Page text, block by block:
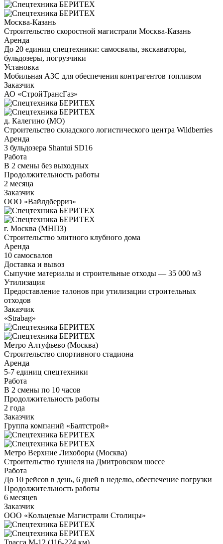
Москва-Казань
Строительство скоростной магистрали Москва-Казань
Аренда
До 20 единиц спецтехники: самосвалы, экскаваторы,
бульдозеры, погрузчики
Установка
Мобильная АЗС для обеспечения контрагентов топливом
Заказчик
АО «СтройТрансГаз»
д. Калегино (МО)
Строительство складского логистического центра Wildberries
Аренда
3 бульдозера Shantui SD16
Работа
В 2 смены без выходных
Продолжительность работы
2 месяца
Заказчик
ООО «Вайлдберриз»
г. Москва (МНПЗ)
Строительство элитного клубного дома
Аренда
10 самосвалов
Доставка и вывоз
Сыпучие материалы и строительные отходы — 35 000 м3
Утилизация
Предоставление талонов при утилизации строительных
отходов
Заказчик
«Strabag»
Метро Алтуфьево (Москва)
Строительство спортивного стадиона
Аренда
5-7 единиц спецтехники
Работа
В 2 смены по 10 часов
Продолжительность работы
2 года
Заказчик
Группа компаний «Балтстрой»
Метро Верхние Лихоборы (Москва)
Строительство туннеля на Дмитровском шоссе
Работа
До 10 рейсов в день, 6 дней в неделю, обеспечение погрузки
Продолжительность работы
6 месяцев
Заказчик
ООО «Кольцевые Магистрали Столицы»
Трасса М-12 (116-224 км)